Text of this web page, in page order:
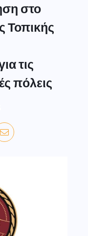
στο
Τοπικής
τις
πόλεις